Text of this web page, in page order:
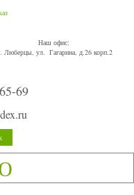
Наш офис:
Люберцы, ул. Гагарина, д.26 корп.2
69